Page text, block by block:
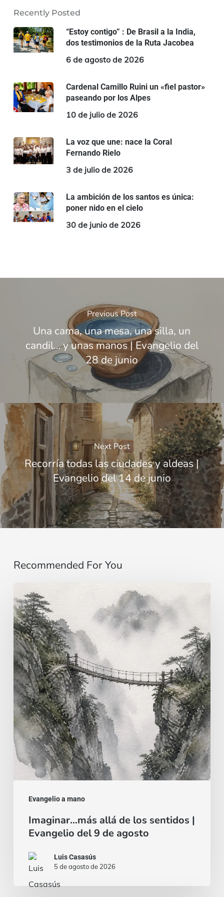
Recently Posted
“Estoy contigo” : De Brasil a la India,
dos testimonios de la Ruta Jacobea
6 de agosto de 2026
Cardenal Camillo Ruini un «fiel pastor»
paseando por los Alpes
10 de julio de 2026
La voz que une: nace la Coral
Fernando Rielo
3 de julio de 2026
La ambición de los santos es única:
poner nido en el cielo
30 de junio de 2026
Previous Post
Una cama, una mesa, una silla, un
candil… y unas manos | Evangelio del
28 de junio
Next Post
Recorría todas las ciudades y aldeas |
Evangelio del 14 de junio
Recommended For You
Evangelio a mano
Imaginar…
más
allá
de
los
sentidos
|
Evangelio
del
9
de
agosto
Imaginar…más allá de los sentidos |
Evangelio del 9 de agosto
Luis Casasús
5 de agosto de 2026